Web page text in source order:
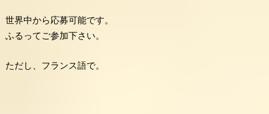
世界中から応募可能です。
ふるってご参加下さい。
ただし、フランス語で。